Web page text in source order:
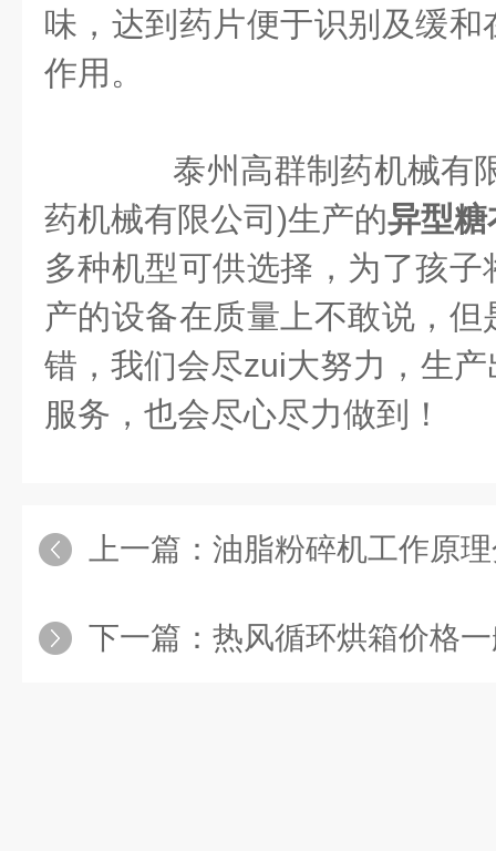
味，达到药片便于识别及缓
作用。
泰州高群制药机械有
药机械有限公司)生产的异型糖
多种机型可供选择，为了孩
产的设备在质量上不敢说，
错，我们会尽zui大努力，生
服务，也会尽心尽力做到！
上一篇： 油脂粉碎机工作原
下一篇： 热风循环烘箱价格